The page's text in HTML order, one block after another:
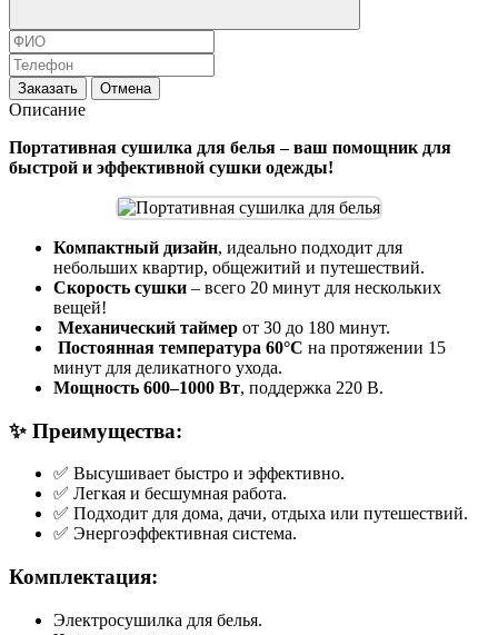
Заказать Отмена
Описание
Портативная сушилка для белья – ваш помощник для
быстрой и эффективной сушки одежды!
Компактный дизайн, идеально подходит для
небольших квартир, общежитий и путешествий.
Скорость сушки – всего 20 минут для нескольких
вещей!
Механический таймер от 30 до 180 минут.
Постоянная температура 60°C на протяжении 15
минут для деликатного ухода.
Мощность 600–1000 Вт, поддержка 220 В.
✨ Преимущества:
✅ Высушивает быстро и эффективно.
✅ Легкая и бесшумная работа.
✅ Подходит для дома, дачи, отдыха или путешествий.
✅ Энергоэффективная система.
Комплектация:
Электросушилка для белья.